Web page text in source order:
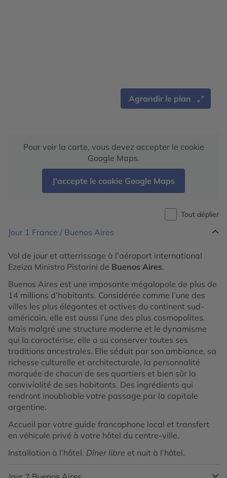
Agrandir le plan
Pour voir la carte, vous devez accepter le cookie
Google Maps.
J'accepte le cookie Google Maps
Tout déplier
Jour 1 France / Buenos Aires
Vol de jour et atterrissage à l’aéroport international
Ezeiza Ministro Pistarini de Buenos Aires.
Buenos Aires est une imposante mégalopole de plus de
14 millions d’habitants. Considérée comme l’une des
villes les plus élégantes et actives du continent sud-
américain, elle est aussi l’une des plus cosmopolites.
Mais malgré une structure moderne et le dynamisme
qui la caractérise, elle a su conserver toutes ses
traditions ancestrales. Elle séduit par son ambiance, sa
richesse culturelle et architecturale, la personnalité
marquée de chacun de ses quartiers et bien sûr la
convivialité de ses habitants. Des ingrédients qui
rendront inoubliable votre passage par la capitale
argentine.
Accueil par votre guide francophone local et transfert
en véhicule privé à votre hôtel du centre-ville.
Installation à l’hôtel. Dîner libre et nuit à l’hôtel.